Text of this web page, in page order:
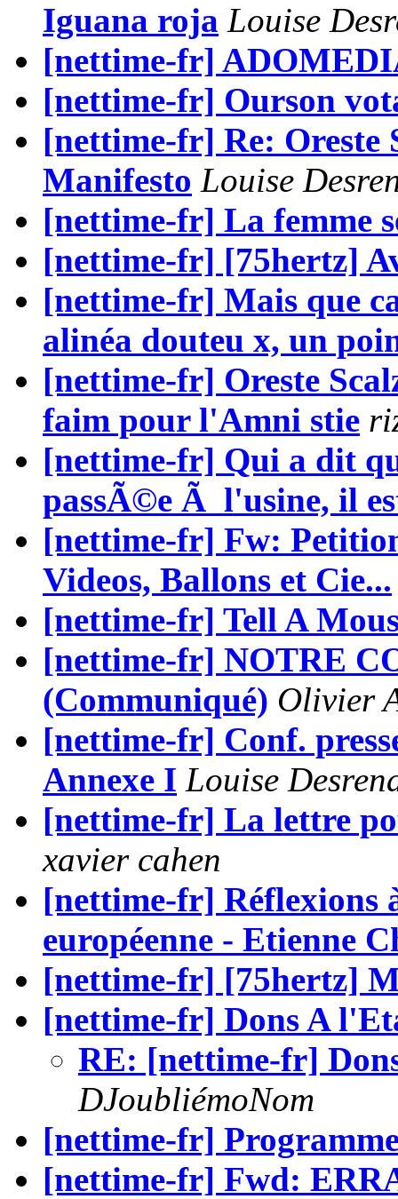
Iguana roja Louise
[nettime-fr]
[nettime-fr] Ourson
[nettime-fr] Re: Oreste
Manifesto Louise
[nettime-fr] La femme
[nettime-fr] [75hertz]
[nettime-fr] Mais que
alinéa douteu x, un
[nettime-fr] Oreste
faim pour l'Amni stie
[nettime-fr] Qui a dit
passÃ©e Ã l'usine, il
[nettime-fr] Fw:
Videos, Ballons et Cie...
[nettime-fr] Tell A
[nettime-fr] NOTRE
(Communiqué) Olivier
[nettime-fr] Conf.
Annexe I Louise
[nettime-fr] La lettre
xavier cahen
[nettime-fr] Réflexions
européenne - Etienne
[nettime-fr] [75hertz]
[nettime-fr] Dons A
RE: [nettime-fr]
DJoubliémoNom
[nettime-fr]
[nettime-fr] Fwd: